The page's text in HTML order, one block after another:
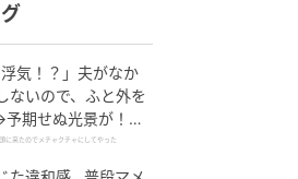
気！？」夫がなか
ないので、ふと外を
期せぬ光景が！｜
が発覚して頭に来た
に来たのでメチャクチャにしてやった